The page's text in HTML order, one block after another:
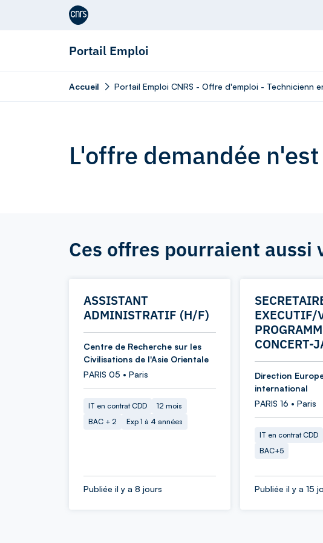
Aller au contenu
Portail Emploi
Accueil Portail Emploi CNRS - Offre d'emploi - Technicienn
L'offre demandée
Ces offres pourraient aussi
ASSISTANT
ADMINISTRATIF (H/F)
Centre de Recherche sur les
Civilisations de l'Asie Orientale
PARIS 05 • Paris
IT en contrat CDD
12 mois
BAC + 2
Exp 1 à 4 années
Publiée il y a 8 jours
EXECUTIF/
CONCERT-
Direction
international
PARIS 16 • Paris
IT en contrat CDD
BAC+5
Publiée il y a 15